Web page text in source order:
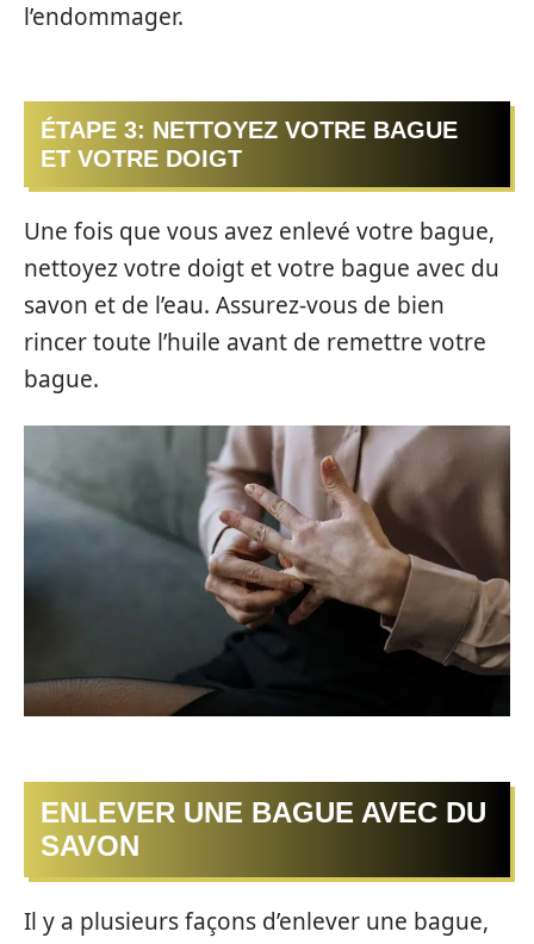
l’endommager.
ÉTAPE 3: NETTOYEZ VOTRE BAGUE
ET VOTRE DOIGT
Une fois que vous avez enlevé votre bague,
nettoyez votre doigt et votre bague avec du
savon et de l’eau. Assurez-vous de bien
rincer toute l’huile avant de remettre votre
bague.
ENLEVER UNE BAGUE AVEC DU
SAVON
Il y a plusieurs façons d’enlever une bague,